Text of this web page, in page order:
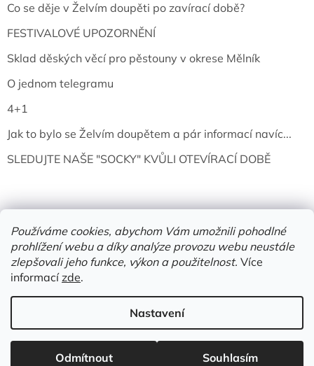
Používáme cookies, abychom Vám umožnili pohodlné
prohlížení webu a díky analýze provozu webu neustále
zlepšovali jeho funkce, výkon a použitelnost. Více
informacízde.
Nastavení
Odmítnout Souhlasím
Co se děje v Želvím doupěti po zavírací době?
FESTIVALOVÉ UPOZORNĚNÍ
Sklad děských věcí pro pěstouny v okrese Mělník
O jednom telegramu
4+1
Jak to bylo se Želvím doupětem a pár informací navíc...
SLEDUJTE NAŠE "SOCKY" KVŮLI OTEVÍRACÍ DOBĚ
Vytvořil Shoptet
Copyright 2026Želví doupě | knihy & vinyly | Mělník. Všechna
práva vyhrazena.
Upravit nastavení cookies